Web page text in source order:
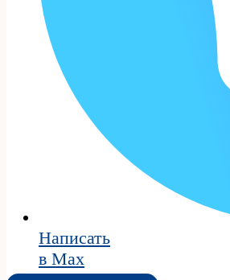
Написать
в Max